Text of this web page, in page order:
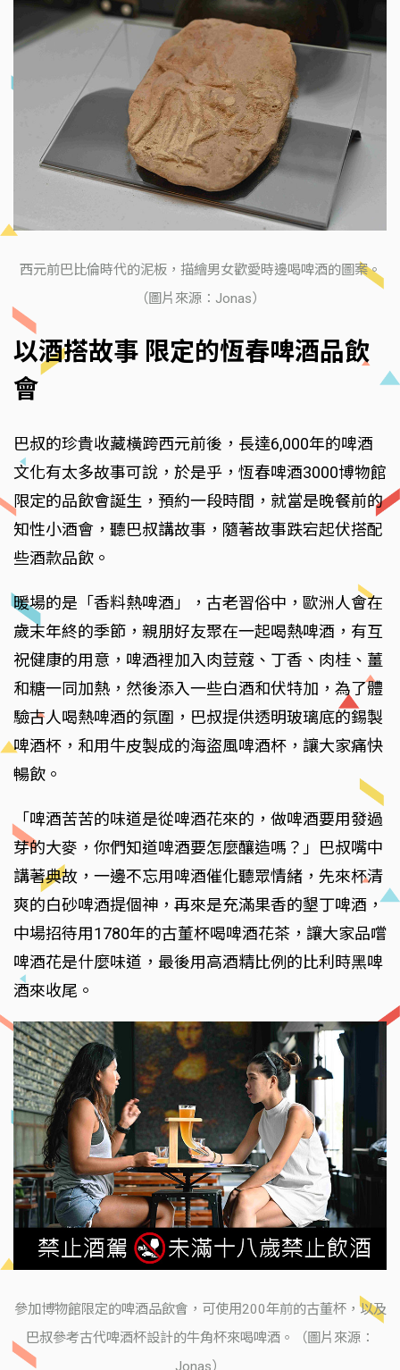
西元前巴比倫時代的泥板，描繪男女歡愛時邊喝啤酒的圖案。
（圖片來源：Jonas）
以酒搭故事 限定的恆春啤酒品飲
會
巴叔的珍貴收藏橫跨西元前後，長達6,000年的啤酒
文化有太多故事可說，於是乎，恆春啤酒3000博物館
限定的品飲會誕生，預約一段時間，就當是晚餐前的
知性小酒會，聽巴叔講故事，隨著故事跌宕起伏搭配
些酒款品飲。
暖場的是「香料熱啤酒」，古老習俗中，歐洲人會在
歲末年終的季節，親朋好友聚在一起喝熱啤酒，有互
祝健康的用意，啤酒裡加入肉荳蔻、丁香、肉桂、薑
和糖一同加熱，然後添入一些白酒和伏特加，為了體
驗古人喝熱啤酒的氛圍，巴叔提供透明玻璃底的錫製
啤酒杯，和用牛皮製成的海盜風啤酒杯，讓大家痛快
暢飲。
「啤酒苦苦的味道是從啤酒花來的，做啤酒要用發過
芽的大麥，你們知道啤酒要怎麼釀造嗎？」巴叔嘴中
講著典故，一邊不忘用啤酒催化聽眾情緒，先來杯清
爽的白砂啤酒提個神，再來是充滿果香的墾丁啤酒，
中場招待用1780年的古董杯喝啤酒花茶，讓大家品嚐
啤酒花是什麼味道，最後用高酒精比例的比利時黑啤
酒來收尾。
參加博物館限定的啤酒品飲會，可使用200年前的古董杯，以及
巴叔參考古代啤酒杯設計的牛角杯來喝啤酒。（圖片來源：
Jonas）